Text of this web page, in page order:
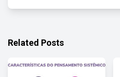
Related Posts